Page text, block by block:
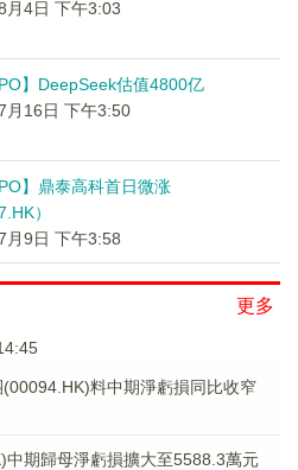
月4日 下午3:03
】DeepSeek估值4800亿
月16日 下午3:50
】鼎泰高科首日微涨
）
月9日 下午3:58
更多
(00094.HK)料中期淨虧損同比收窄
中期歸母淨虧損擴大至5588.3萬元